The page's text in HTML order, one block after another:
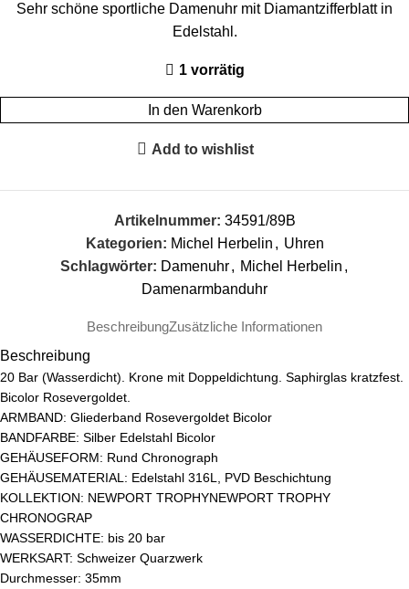
Sehr schöne sportliche Damenuhr mit Diamantzifferblatt in
Edelstahl.
1 vorrätig
In den Warenkorb
Add to wishlist
Artikelnummer: 34591/89B
Kategorien: Michel Herbelin , Uhren
Schlagwörter: Damenuhr , Michel Herbelin ,
Damenarmbanduhr
BeschreibungZusätzliche Informationen
Beschreibung
20 Bar (Wasserdicht). Krone mit Doppeldichtung. Saphirglas kratzfest.
Bicolor Rosevergoldet.
ARMBAND: Gliederband Rosevergoldet Bicolor
BANDFARBE: Silber Edelstahl Bicolor
GEHÄUSEFORM: Rund Chronograph
GEHÄUSEMATERIAL: Edelstahl 316L, PVD Beschichtung
KOLLEKTION: NEWPORT TROPHYNEWPORT TROPHY
CHRONOGRAP
WASSERDICHTE: bis 20 bar
WERKSART: Schweizer Quarzwerk
Durchmesser: 35mm